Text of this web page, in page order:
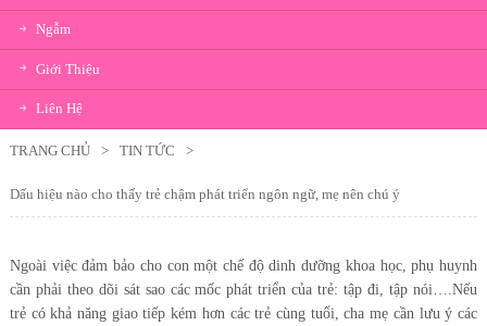
Ngẫm
Giới Thiệu
Liên Hệ
TRANG CHỦ > TIN TỨC >
Dấu hiệu nào cho thấy trẻ chậm phát triển ngôn ngữ, mẹ nên chú ý
Ngoài việc đảm bảo cho con một chế độ dinh dưỡng khoa học, phụ huynh
cần phải theo dõi sát sao các mốc phát triển của trẻ: tập đi, tập nói….Nếu
trẻ có khả năng giao tiếp kém hơn các trẻ cùng tuổi, cha mẹ cần lưu ý các